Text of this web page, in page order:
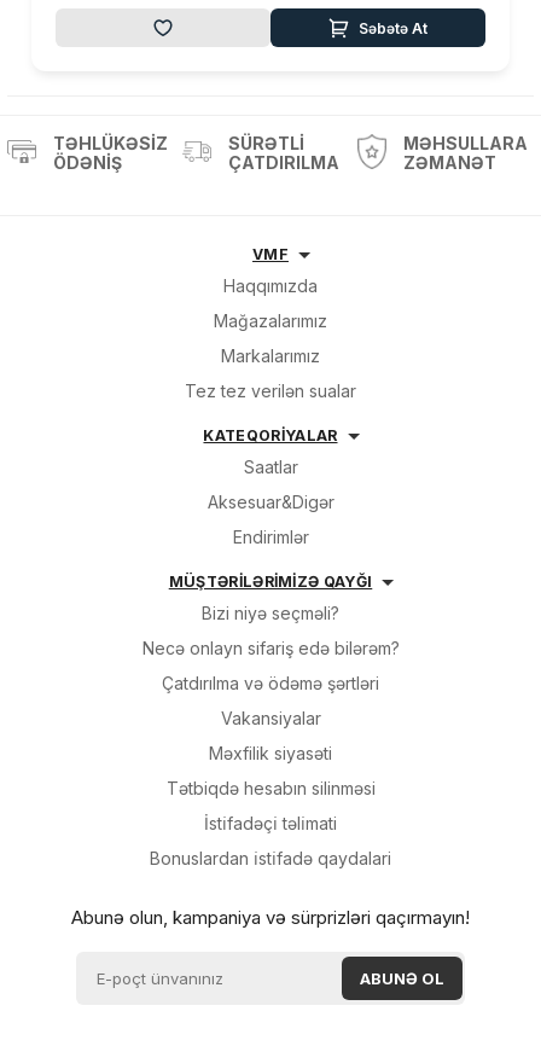
Səbətə At
TƏHLÜKƏSIZ
ÖDƏNIŞ
SÜRƏTLI
ÇATDIRILMA
MƏHSULLARA
ZƏMANƏT
VMF
Haqqımızda
Mağazalarımız
Markalarımız
Tez tez verilən sualar
KATEQORİYALAR
Saatlar
Aksesuar&Digər
Endirimlər
MÜŞTƏRİLƏRİMİZƏ QAYĞI
Bizi niyə seçməli?
Necə onlayn sifariş edə bilərəm?
Çatdırılma və ödəmə şərtləri
Vakansiyalar
Məxfilik siyasəti
Tətbiqdə hesabın silinməsi
İsti̇fadəçi̇ təli̇mati
Bonuslardan i̇sti̇fadə qaydalari
Abunə olun, kampaniya və sürprizləri qaçırmayın!